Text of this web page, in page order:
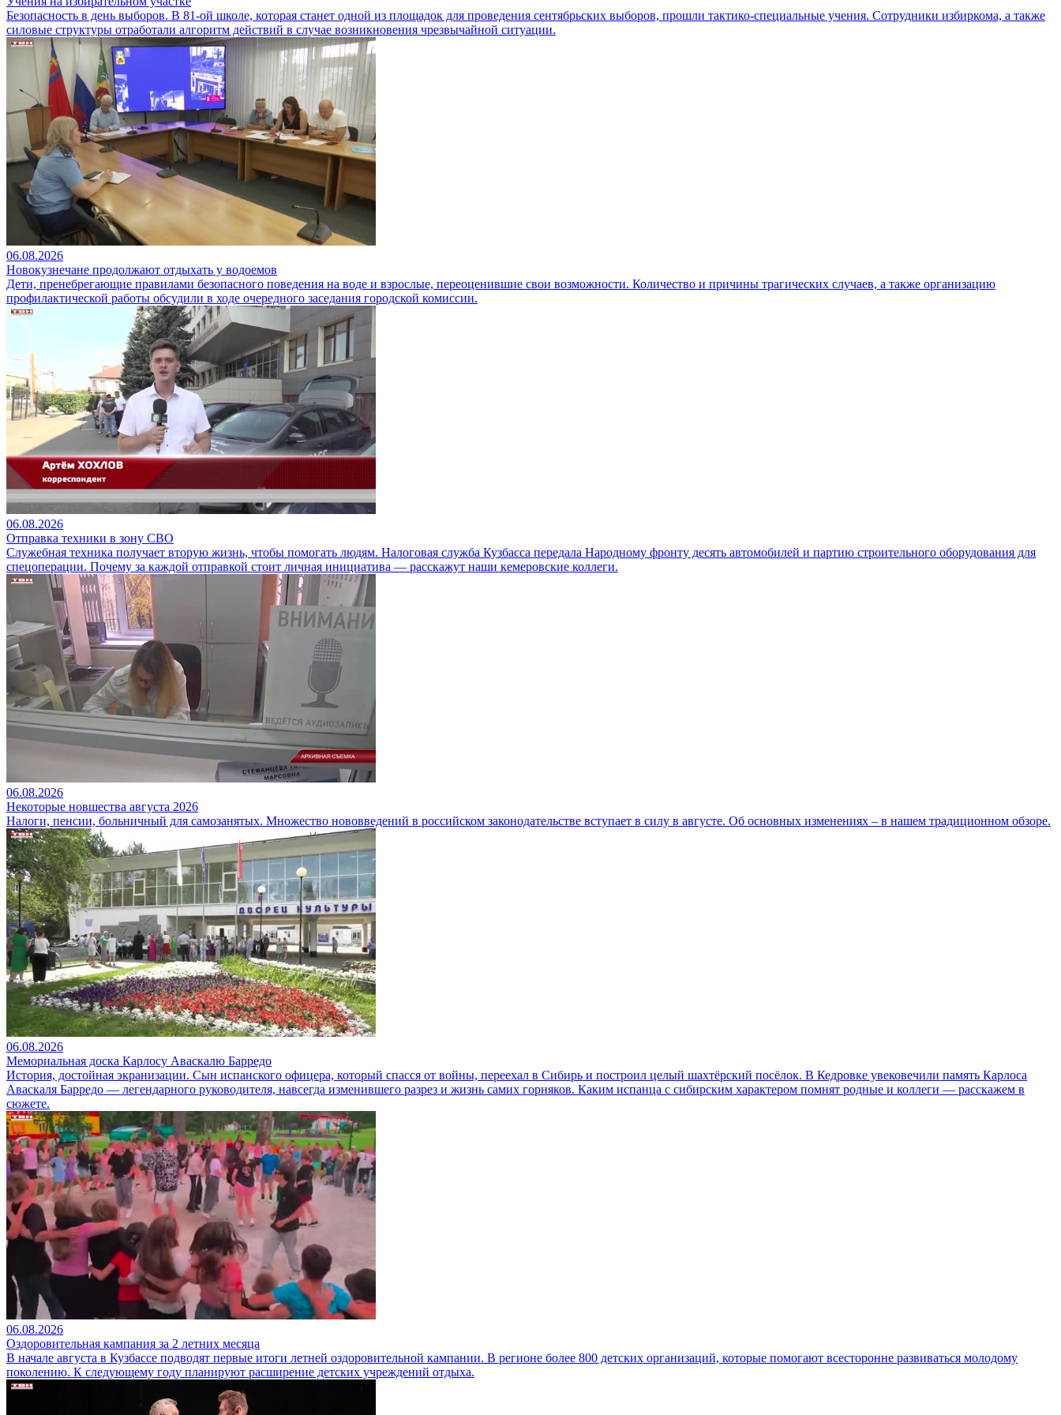
Безопасность в день выборов. В 81-ой школе, которая станет одной из площадок для проведения сентябрьских выборов, прошли тактико-специальные учения. Сотрудники избиркома, а также
силовые структуры отработали алгоритм действий в случае возникновения чрезвычайной ситуации.
06.08.2026
Новокузнечане продолжают отдыхать у водоемов
Дети, пренебрегающие правилами безопасного поведения на воде и взрослые, переоценившие свои возможности. Количество и причины трагических случаев, а также организацию
профилактической работы обсудили в ходе очередного заседания городской комиссии.
06.08.2026
Отправка техники в зону СВО
Служебная техника получает вторую жизнь, чтобы помогать людям. Налоговая служба Кузбасса передала Народному фронту десять автомобилей и партию строительного оборудования для
спецоперации. Почему за каждой отправкой стоит личная инициатива — расскажут наши кемеровские коллеги.
06.08.2026
Некоторые новшества августа 2026
Налоги, пенсии, больничный для самозанятых. Множество нововведений в российском законодательстве вступает в силу в августе. Об основных изменениях – в нашем традиционном обзоре.
06.08.2026
Мемориальная доска Карлосу Аваскалю Барредо
История, достойная экранизации. Сын испанского офицера, который спасся от войны, переехал в Сибирь и построил целый шахтёрский посёлок. В Кедровке увековечили память Карлоса
Аваскаля Барредо — легендарного руководителя, навсегда изменившего разрез и жизнь самих горняков. Каким испанца с сибирским характером помнят родные и коллеги — расскажем в
сюжете.
06.08.2026
Оздоровительная кампания за 2 летних месяца
В начале августа в Кузбассе подводят первые итоги летней оздоровительной кампании. В регионе более 800 детских организаций, которые помогают всесторонне развиваться молодому
поколению. К следующему году планируют расширение детских учреждений отдыха.